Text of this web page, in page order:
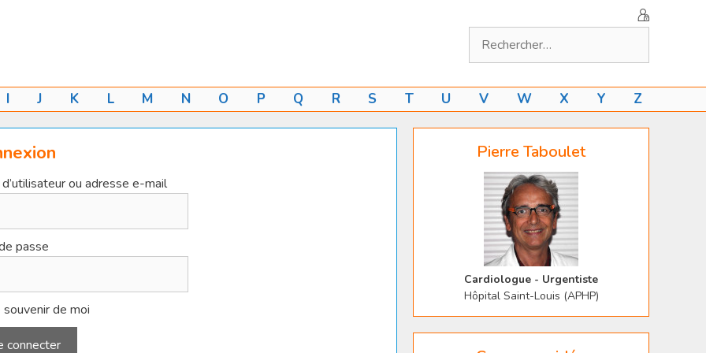
I J K L M N O P Q R S T U V W X Y Z
ou adresse e-mail
passe
souvenir de moi
Pierre Taboulet
Cardiologue - Urgentiste
Hôpital Saint-Louis (APHP)